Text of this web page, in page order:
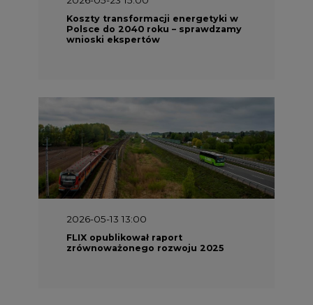
2026-05-13 13:00
FLIX opublikował raport
zrównoważonego rozwoju 2025